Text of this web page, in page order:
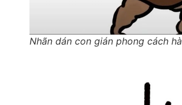
Nhãn dán con gián phong cách